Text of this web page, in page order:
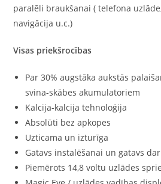
paralēli braukšanai ( telefona
navigācija u.c.)
Visas priekšrocības
Par 30% augstāka aukstās
svina-skābes akumulatoriem
Kalcija-kalcija tehnoloģija
Absolūti bez apkopes
Uzticama un izturīga
Gatavs instalēšanai un gatavs
Piemērots 14,8 voltu uzlādes